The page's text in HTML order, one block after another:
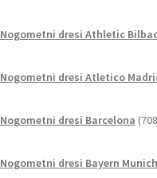
Nogometni dresi Athletic
Nogometni dresi Atletico
Nogometni dresi Barcelona 708
Nogometni dresi Bayern Munich